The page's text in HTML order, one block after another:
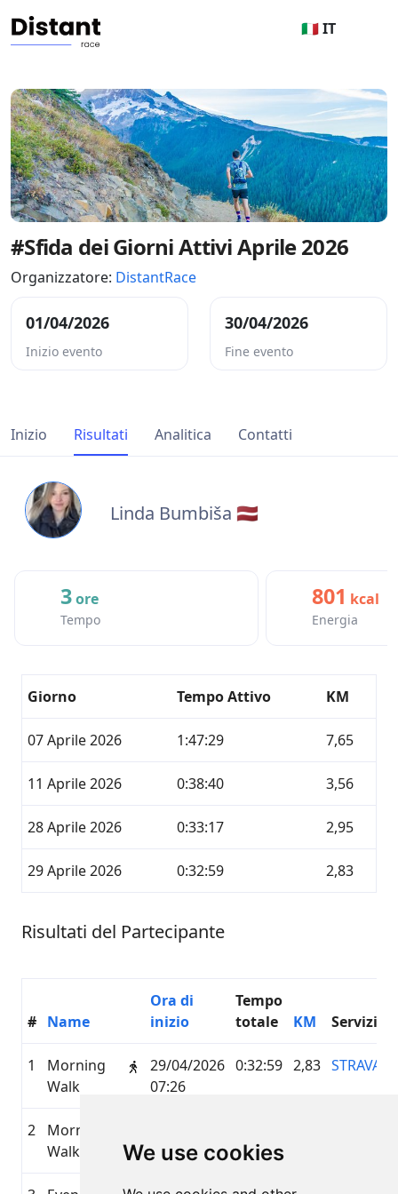
We use cookies
🇮🇹 IT
#Sfida dei Giorni Attivi Aprile 2026
Organizzatore: DistantRace
01/04/2026
Inizio evento
30/04/2026
Fine evento
Inizio Risultati Analitica Contatti
Linda Bumbiša 🇱🇻
3ore
Tempo
801 kcal
Energia
Giorno Tempo Attivo KM
07 Aprile 2026 1:47:29 7,65
11 Aprile 2026 0:38:40 3,56
28 Aprile 2026 0:33:17 2,95
29 Aprile 2026 0:32:59 2,83
Risultati del Partecipante
# Name
Ora di
inizio
Tempo
totale
KM Servizio
1
Morning
Walk
29/04/2026
07:26
0:32:59 2,83 STRAVA
2
Morning
Walk
07:21